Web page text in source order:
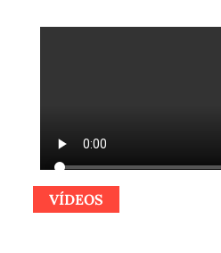
VÍDEOS